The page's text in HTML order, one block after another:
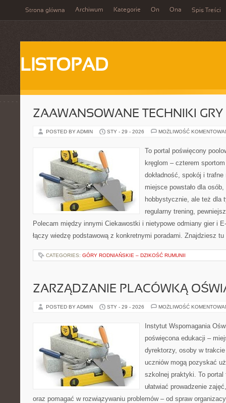
Strona główna Archiwum Kategorie On Ona Spis Treści
LISTOPAD
ZAAWANSOWANE TECHNIKI GRY
POSTED BY ADMIN STY - 29 - 2026 MOŻLIWOŚĆ
To portal poświęcony
kręglom – czterem
dokładność, spokój i
miejsce powstało dla
hobbystycznie, ale też dla
regularny trening,
Polecam między innymi Ciekawostki i nietypowe odmiany gier i
łączy wiedzę podstawową z konkretnymi poradami. Znajdziesz
CATEGORIES: GÓRY RODNIAŃSKIE – DZIKOŚĆ RUMUNII
ZARZĄDZANIE PLACÓWKĄ
POSTED BY ADMIN STY - 29 - 2026 MOŻLIWOŚĆ
Instytut Wspomagania
poświęcona edukacji –
dyrektorzy, osoby w
uczniów mogą pozyskać
szkolnej praktyki. To
ułatwiać prowadzenie
oraz pomagać w rozwiązywaniu problemów – od spraw